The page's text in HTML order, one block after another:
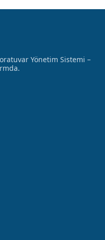
Yönetim Sistemi –